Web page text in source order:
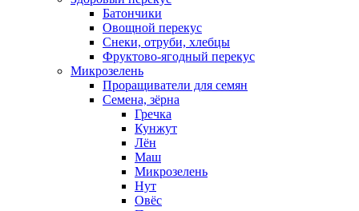
Батончики
Овощной перекус
Снеки, отруби, хлебцы
Фруктово-ягодный перекус
Микрозелень
Проращиватели для семян
Семена, зёрна
Гречка
Кунжут
Лён
Маш
Микрозелень
Нут
Овёс